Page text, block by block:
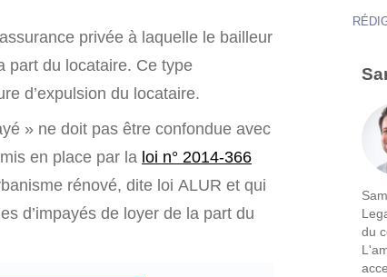
privée à laquelle le bailleur
part du locataire. Ce type
d’expulsion du locataire.
» ne doit pas être confondue avec
en place par la loi n° 2014-366
rénové, dite loi ALUR et qui
d’impayés de loyer de la part du
du